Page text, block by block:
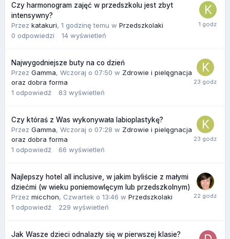
Czy harmonogram zajęć w przedszkolu jest zbyt
intensywny?
Przez katakuri, 1 godzinę temu w Przedszkolaki
0 odpowiedzi 14 wyświetleń
Najwygodniejsze buty na co dzień
Przez Gamma, Wczoraj o 07:50 w Zdrowie i pielęgnacja
oraz dobra forma
1 odpowiedź 83 wyświetleń
Czy któraś z Was wykonywała labioplastykę?
Przez Gamma, Wczoraj o 07:28 w Zdrowie i pielęgnacja
oraz dobra forma
1 odpowiedź 66 wyświetleń
Najlepszy hotel all inclusive, w jakim byliście z małymi
dziećmi (w wieku poniemowlęcym lub przedszkolnym)
Przez micchon, Czwartek o 13:46 w Przedszkolaki
1 odpowiedź 229 wyświetleń
Jak Wasze dzieci odnalazły się w pierwszej klasie?